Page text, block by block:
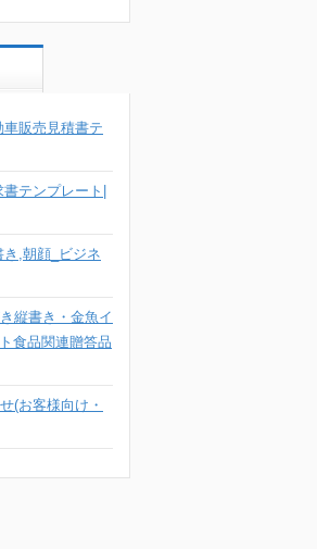
販売見積書テ
テンプレート|
,朝顔_ビジネ
縦書き・金魚イ
食品関連贈答品
(お客様向け・